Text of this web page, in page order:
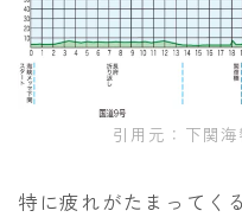
引用元：下関
特に疲れがたまってく